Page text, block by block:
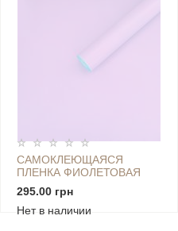
САМОКЛЕЮЩАЯСЯ
ПЛЕНКА ФИОЛЕТОВАЯ
0,45Х10М SW-00000822
295.00 грн
Нет в наличии